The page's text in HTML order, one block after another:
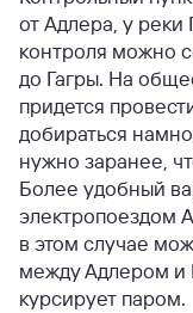
от Адлера, у
контроля можно
до Гагры. На
придется
добираться
нужно заранее,
Более удобный
электропоездом
в этом случае
между Адлером и
курсирует паром.